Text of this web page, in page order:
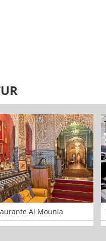
Al Mounia